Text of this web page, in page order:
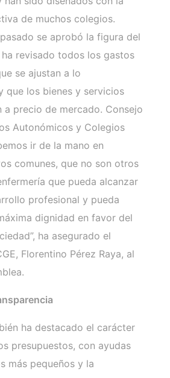
de muchos colegios.
se aprobó la figura del
revisado todos los gastos
se ajustan a lo
que los bienes y servicios
a precio de mercado. Consejo
Autonómicos y Colegios
ir de la mano en
comunes, que no son otros
que pueda alcanzar
profesional y pueda
dignidad en favor del
ha asegurado el
Florentino Pérez Raya, al
ha destacado el carácter
presupuestos, con ayudas
más pequeños y la